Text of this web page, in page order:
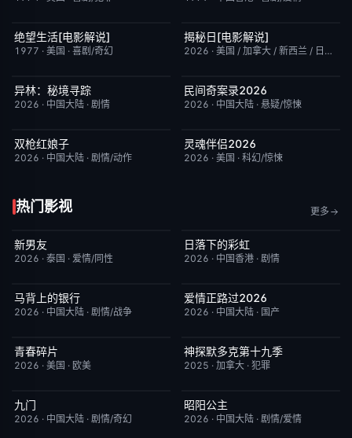
已完结
绝望生活[电影解说]
1977 · 美国 · 喜剧/奇幻
已完结
揭秘日[电影解说]
2026 · 美国 / 加拿大 / 新西兰 / 日本
今日更新
异林：秘境寻踪
2026 · 中国大陆 · 剧情
更新至下集
民间奇案录2026
2026 · 中国大陆 · 悬疑/惊悚
今日更新
双枪红娘子
2026 · 中国大陆 · 剧情/动作
昨日更新
灵魂伴侣2026
2026 · 美国 · 科幻/惊悚
热门影视 更多
更新至第1集
新男友
2026 · 泰国 · 爱情/同性
更新至第5集
日落下的彩虹
2026 · 中国香港 · 剧情
更新至第04集
马背上的银行
2026 · 中国大陆 · 剧情/战争
完结
爱情正路过2026
2026 · 中国大陆 · 国产
更新至第02集
青春碎片
2026 · 美国 · 欧美
更新至第07集
神探默多克第十九季
2025 · 加拿大 · 犯罪
更新至第16集
九门
2026 · 中国大陆 · 剧情/奇幻
更新至第18集
昭阳公主
2026 · 中国大陆 · 剧情/爱情